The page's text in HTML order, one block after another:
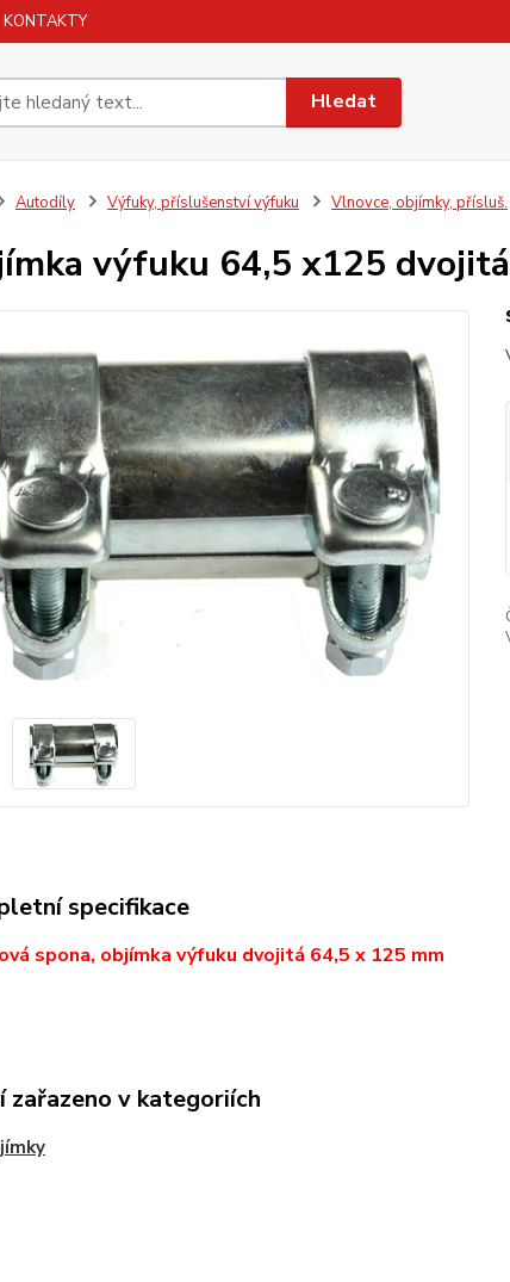
KONTAKTY
Hledat
Autodíly Výfuky, příslušenství výfuku Vlnovce, objímky, přísluš.
výfuku 64,5 x125 dvojitá
specifikace
spona, objímka výfuku dvojitá 64,5 x 125 mm
zařazeno v kategoriích